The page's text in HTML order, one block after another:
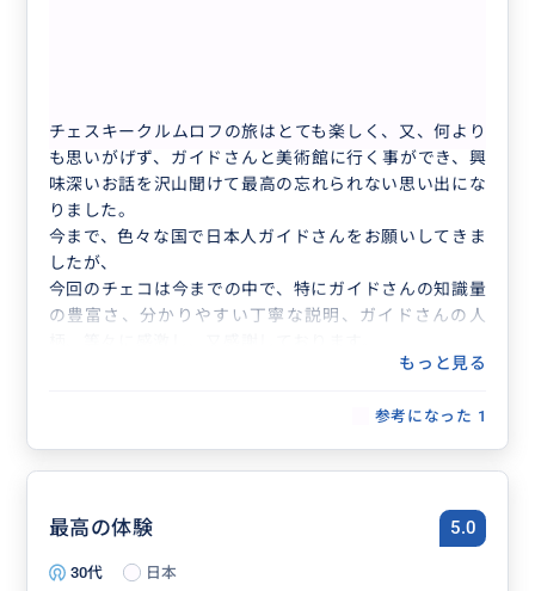
チェスキークルムロフの旅はとても楽しく、又、何より
も思いがげず、ガイドさんと美術館に行く事ができ、興
味深いお話を沢山聞けて最高の忘れられない思い出にな
りました。
今まで、色々な国で日本人ガイドさんをお願いしてきま
したが、
今回のチェコは今までの中で、特にガイドさんの知識量
の豊富さ、分かりやすい丁寧な説明、ガイドさんの人
是非、次回も機会がありましたらお願いしたいと思って
お世話になりました。ありがとうございました。
本当に充実した、素晴らしい一日でした！！
もっと見る
参考になった 1
最高の体験 5.0
30代
日本